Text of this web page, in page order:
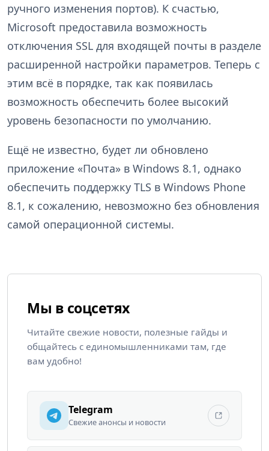
ручного изменения портов). К счастью,
Microsoft предоставила возможность
отключения SSL для входящей почты в разделе
расширенной настройки параметров. Теперь с
этим всё в порядке, так как появилась
возможность обеспечить более высокий
уровень безопасности по умолчанию.
Ещё не известно, будет ли обновлено
приложение «Почта» в Windows 8.1, однако
обеспечить поддержку TLS в Windows Phone
8.1, к сожалению, невозможно без обновления
самой операционной системы.
Мы в соцсетях
Читайте свежие новости, полезные гайды и
общайтесь с единомышленниками там, где
вам удобно!
Telegram
Свежие анонсы и новости